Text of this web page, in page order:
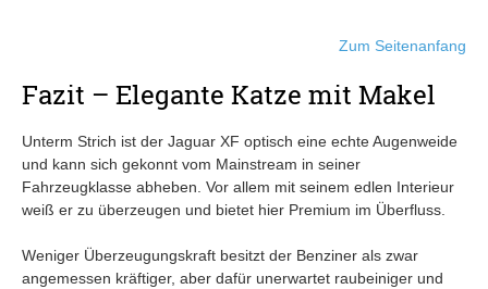
Zum Seitenanfang
Fazit – Elegante Katze mit Makel
Unterm Strich ist der Jaguar XF optisch eine echte Augenweide
und kann sich gekonnt vom Mainstream in seiner
Fahrzeugklasse abheben. Vor allem mit seinem edlen Interieur
weiß er zu überzeugen und bietet hier Premium im Überfluss.
Weniger Überzeugungskraft besitzt der Benziner als zwar
angemessen kräftiger, aber dafür unerwartet raubeiniger und